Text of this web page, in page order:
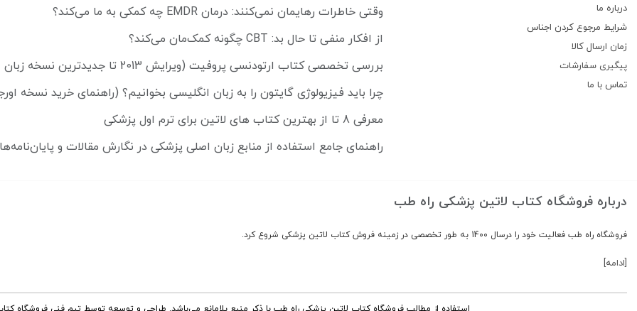
درباره ما
شرایط مرجوع کردن اجناس
زمان ارسال کالا
پیگیری سفارشات
تماس با ما
وقتی خاطرات رهایمان نمی‌کنند: درمان EMDR چه کمکی به ما می‌کند؟
از افکار منفی تا حال بد: CBT چگونه کمک‌مان می‌کند؟
بررسی تخصصی کتاب ارتودنسی پروفیت (ویرایش 2013 تا جدیدترین نسخه زبان اصلی)
چرا باید فیزیولوژی گایتون را به زبان انگلیسی بخوانیم؟ (راهنمای خرید نسخه
معرفی 8 تا از بهترین کتاب های لاتین برای ترم اول پزشکی
راهنمای جامع استفاده از منابع زبان اصلی پزشکی در نگارش مقالات و پایان‌نامه‌ها
درباره فروشگاه کتاب لاتین پزشکی راه طب
فروشگاه راه طب فعالیت خود را درسال 1400 به طور تخصصی در زمینه فروش کتاب لاتین پزشکی شروع کرد.
[ادامه]
استفاده از مطالب فروشگاه کتاب لاتین پزشکی راه طب با ذکر منبع بلامانع می‌باشد. طراحی و توسعه توسط تیم فنی فروشگاه